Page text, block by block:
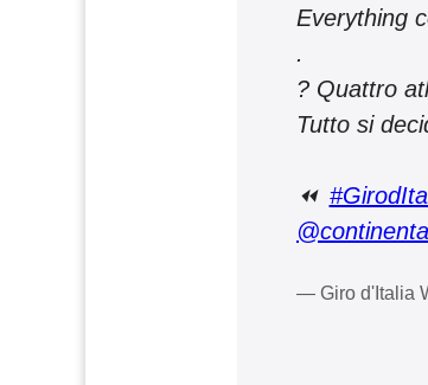
Everything
.
? Quattro
Tutto si
⏪
— Giro d'Italia